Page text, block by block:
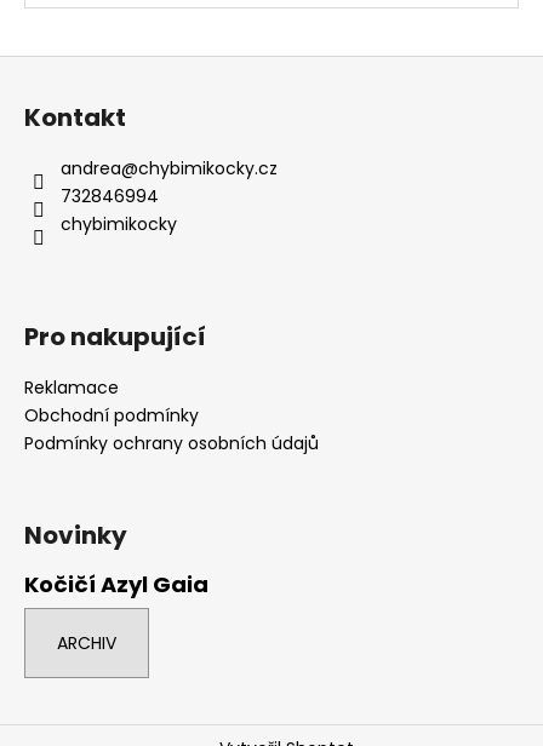
Kontakt
andrea@chybimikocky.cz
732846994
chybimikocky
Pro nakupující
Reklamace
Obchodní podmínky
Podmínky ochrany osobních údajů
Novinky
Kočičí Azyl Gaia
ARCHIV